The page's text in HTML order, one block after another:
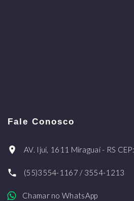
Fale Conosco
AV. Ijuí, 1611 Miraguaí - RS
(55)3554-1167 / 3554-1213
Chamar no WhatsApp